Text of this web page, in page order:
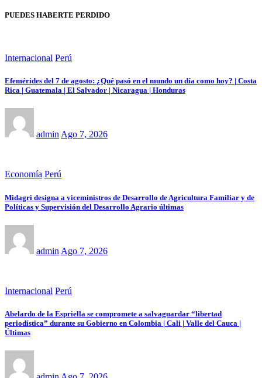
PUEDES HABERTE PERDIDO
Internacional Perú
Efemérides del 7 de agosto: ¿Qué pasó en el mundo un día como hoy? | Costa
Rica | Guatemala | El Salvador | Nicaragua | Honduras
adminAgo 7, 2026
Economía Perú
Midagri designa a viceministros de Desarrollo de Agricultura Familiar y de
Políticas y Supervisión del Desarrollo Agrario últimas
admin Ago 7, 2026
Internacional Perú
Abelardo de la Espriella se compromete a salvaguardar “libertad
periodística” durante su Gobierno en Colombia | Cali | Valle del Cauca |
Últimas